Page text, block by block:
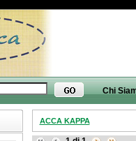
Chi
ACCA KAPPA